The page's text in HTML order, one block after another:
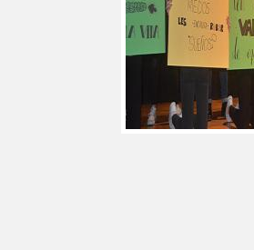
JORNADA DE
MÚSICA EN LA CALLE
PRIMER PREMIO DE PINTURA